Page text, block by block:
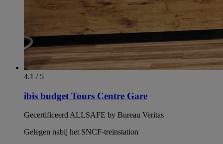
4.1 / 5
ibis budget Tours Centre Gare
Gecertificeerd ALLSAFE by Bureau Veritas
Gelegen nabij het SNCF-treinstation